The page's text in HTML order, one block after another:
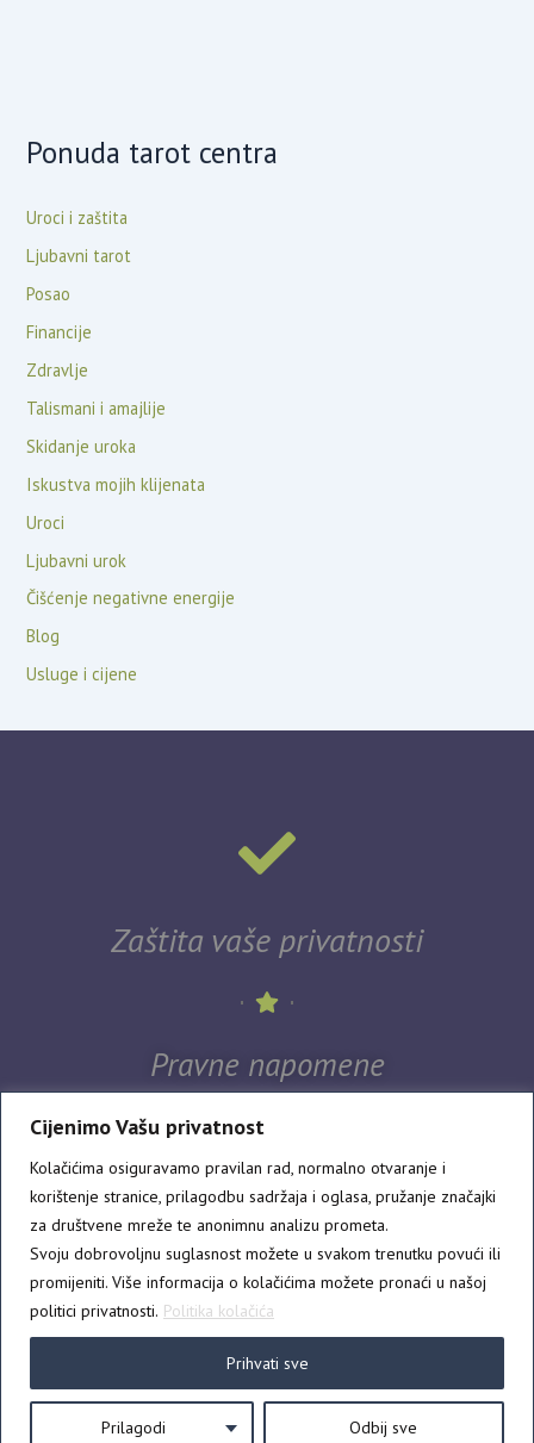
Cijenimo Vašu privatnost
Kolačićima osiguravamo pravilan rad, normalno otvaranje i
korištenje stranice, prilagodbu sadržaja i oglasa, pružanje značajki
za društvene mreže te anonimnu analizu prometa.
Svoju dobrovoljnu suglasnost možete u svakom trenutku povući ili
promijeniti. Više informacija o kolačićima možete pronaći u našoj
politici privatnosti. Politika kolačića
Prilagodi Odbij sve
Prihvati sve
Ponuda tarot centra
Uroci i zaštita
Ljubavni tarot
Posao
Financije
Zdravlje
Talismani i amajlije
Skidanje uroka
Iskustva mojih klijenata
Uroci
Ljubavni urok
Čišćenje negativne energije
Blog
Usluge i cijene
Zaštita vaše privatnosti
Pravne napomene
Dostava i plaćanje